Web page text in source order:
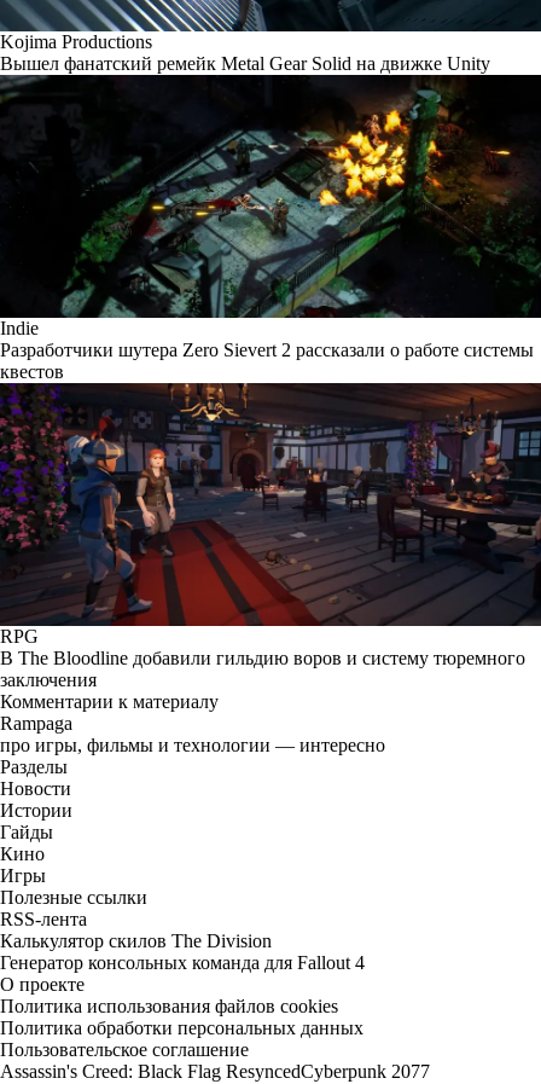
Kojima Productions
Вышел фанатский ремейк Metal Gear Solid на движке Unity
Indie
Разработчики шутера Zero Sievert 2 рассказали о работе системы
квестов
RPG
В The Bloodline добавили гильдию воров и систему тюремного
заключения
Комментарии к материалу
Rampaga
про игры, фильмы и технологии — интересно
Разделы
Новости
Истории
Гайды
Кино
Игры
Полезные ссылки
RSS-лента
Калькулятор скилов The Division
Генератор консольных команда для Fallout 4
О проекте
Политика использования файлов cookies
Политика обработки персональных данных
Пользовательское соглашение
Assassin's Creed: Black Flag ResyncedCyberpunk 2077